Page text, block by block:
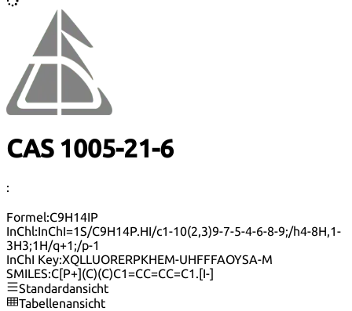
CAS 1005-21-6
:
Formel:C9H14IP
InChl:InChI=1S/C9H14P.HI/c1-10(2,3)9-7-5-4-6-8-9;/h4-8H,1-
3H3;1H/q+1;/p-1
InChI Key:XQLLUORERPKHEM-UHFFFAOYSA-M
SMILES:C[P+](C)(C)C1=CC=CC=C1.[I-]
Standardansicht
Tabellenansicht